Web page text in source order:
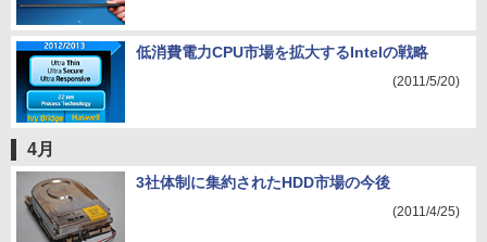
低消費電力CPU市場を拡大するIntelの戦略
(2011/5/20)
4月
3社体制に集約されたHDD市場の今後
(2011/4/25)